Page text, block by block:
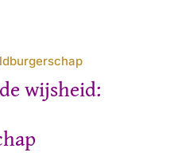
wijsheid: